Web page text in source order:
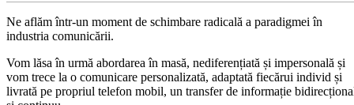
Ne aflăm într-un moment de schimbare radicală a paradigmei în
industria comunicării.
Vom lăsa în urmă abordarea în masă, nediferențiată și impersonală și
vom trece la o comunicare personalizată, adaptată fiecărui individ și
livrată pe propriul telefon mobil, un transfer de informație